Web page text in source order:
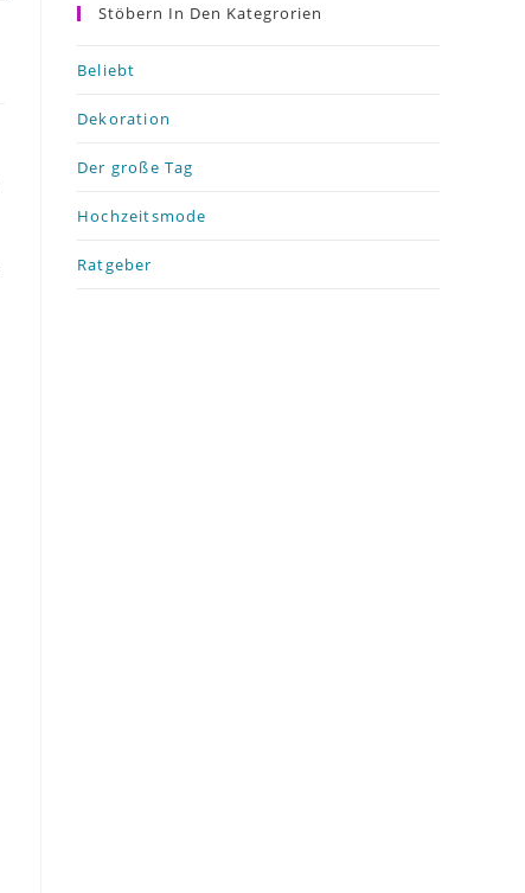
Stöbern In Den Kategrorien
Beliebt
Dekoration
Der große Tag
Hochzeitsmode
Ratgeber